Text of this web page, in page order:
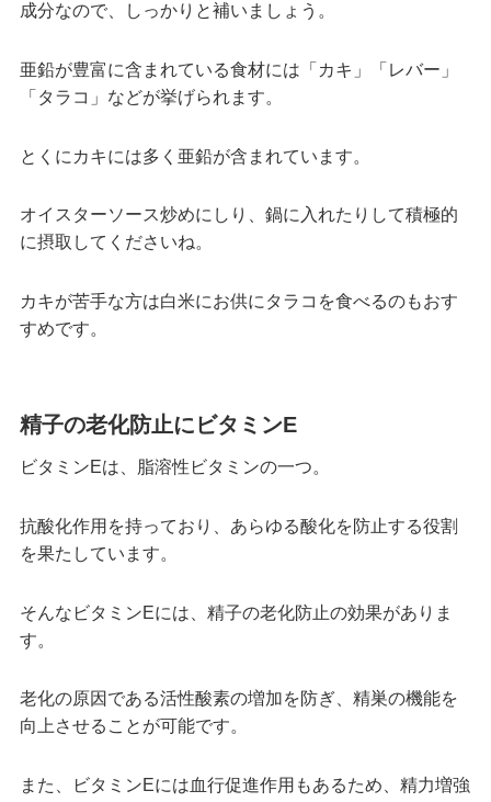
成分なので、しっかりと補いましょう。
亜鉛が豊富に含まれている食材には「カキ」「レバー」
「タラコ」などが挙げられます。
とくにカキには多く亜鉛が含まれています。
オイスターソース炒めにしり、鍋に入れたりして積極的
に摂取してくださいね。
カキが苦手な方は白米にお供にタラコを食べるのもおす
すめです。
精子の老化防止にビタミンE
ビタミンEは、脂溶性ビタミンの一つ。
抗酸化作用を持っており、あらゆる酸化を防止する役割
を果たしています。
そんなビタミンEには、精子の老化防止の効果がありま
す。
老化の原因である活性酸素の増加を防ぎ、精巣の機能を
向上させることが可能です。
また、ビタミンEには血行促進作用もあるため、精力増強